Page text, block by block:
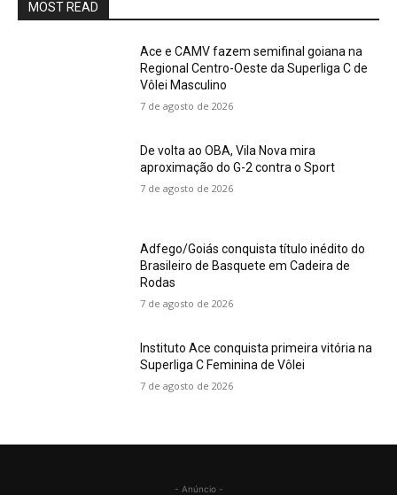
MOST READ
Ace e CAMV fazem semifinal goiana na
Regional Centro-Oeste da Superliga C de
Vôlei Masculino
7 de agosto de 2026
De volta ao OBA, Vila Nova mira
aproximação do G-2 contra o Sport
7 de agosto de 2026
Adfego/Goiás conquista título inédito do
Brasileiro de Basquete em Cadeira de
Rodas
7 de agosto de 2026
Instituto Ace conquista primeira vitória na
Superliga C Feminina de Vôlei
7 de agosto de 2026
- Anúncio -